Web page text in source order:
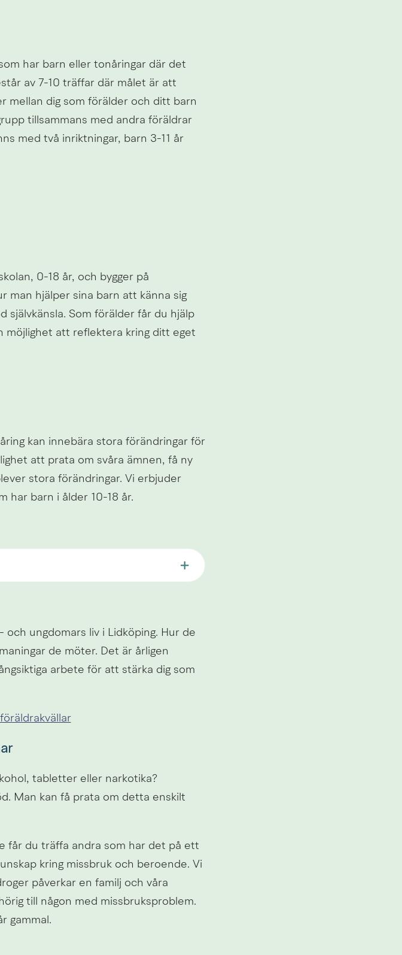
har barn eller tonåringar där det
av 7-10 träffar där målet är att
mellan dig som förälder och ditt barn
tillsammans med andra föräldrar
med två inriktningar, barn 3-11 år
0-18 år, och bygger på
man hjälper sina barn att känna sig
självkänsla. Som förälder får du hjälp
möjlighet att reflektera kring ditt eget
kan innebära stora förändringar för
att prata om svåra ämnen, få ny
stora förändringar. Vi erbjuder
har barn i ålder 10-18 år.
och ungdomars liv i Lidköping. Hur de
de möter. Det är årligen
arbete för att stärka dig som
tabletter eller narkotika?
Man kan få prata om detta enskilt
får du träffa andra som har det på ett
kring missbruk och beroende. Vi
påverkar en familj och våra
till någon med missbruksproblem.
gammal.